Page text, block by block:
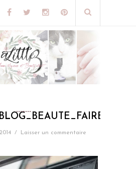
/ Laisser un commentaire